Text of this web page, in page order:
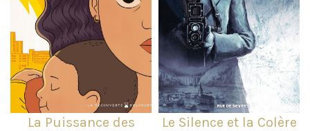
La Puissance des
Le Silence et la Colère